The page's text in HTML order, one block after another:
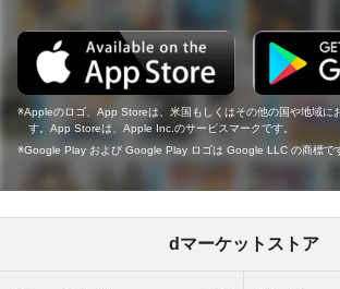
Appleのロゴ、App Storeは、米国もしくはその他の国や地域に
す。App Storeは、Apple Inc.のサービスマークです。
Google Play および Google Play ロゴは Google LLC の商標で
dマーケットストア